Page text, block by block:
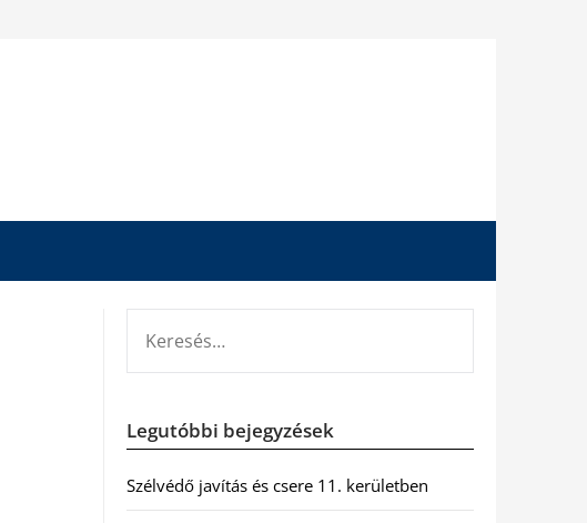
Legutóbbi bejegyzések
Szélvédő javítás és csere 11. kerületben